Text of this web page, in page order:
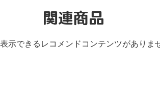
関連商品
表示できるレコメンドコンテンツがありま